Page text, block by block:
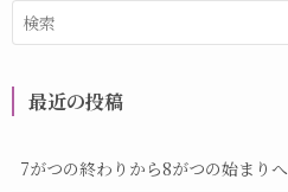
最近の投稿
7がつの終わりから8がつの始まりへ